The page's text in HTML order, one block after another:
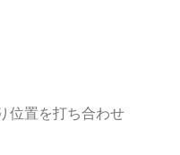
位置を打ち合わせ